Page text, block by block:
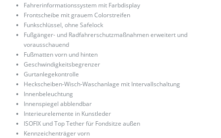
Fahrerinformationssystem mit Farbdisplay
Frontscheibe mit grauem Colorstreifen
Funkschlüssel, ohne Safelock
Fußgänger- und Radfahrerschutzmaßnahmen erweitert und
vorausschauend
Fußmatten vorn und hinten
Geschwindigkeitsbegrenzer
Gurtanlegekontrolle
Heckscheiben-Wisch-Waschanlage mit Intervallschaltung
Innenbeleuchtung
Innenspiegel abblendbar
Interieurelemente in Kunstleder
ISOFIX und Top Tether für Fondsitze außen
Kennzeichenträger vorn